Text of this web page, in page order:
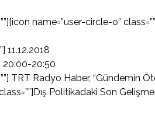
name=”user-circle-o”
11.12.2018
20:00-20:50
TRT Radyo Haber, “Gündemin
Politikadaki Son